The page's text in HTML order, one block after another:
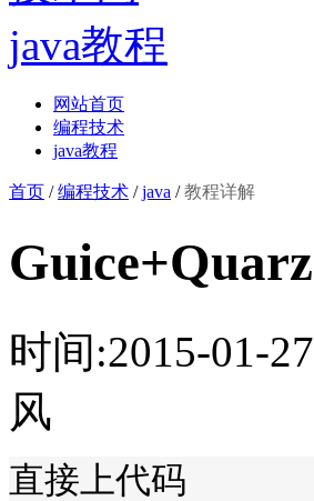
网站首页
编程技术
java教程
首页 /编程技术 /java /教程详解
时间:2015-01-
风
直接上代码